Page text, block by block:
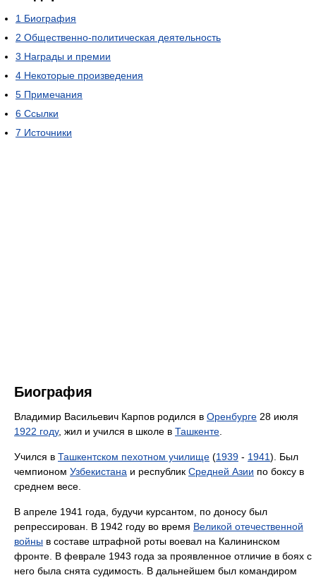
1 Биография
2 Общественно-политическая деятельность
3 Награды и премии
4 Некоторые произведения
5 Примечания
6 Ссылки
7 Источники
Биография
Владимир Васильевич Карпов родился в Оренбурге 28 июля
1922 году, жил и учился в школе в Ташкенте
Учился в Ташкентском пехотном училище (1939 - 1941). Был
чемпионом Узбекистана и республик Средней Азии по боксу в
среднем весе.
В апреле 1941 года, будучи курсантом, по доносу был
репрессирован. В 1942 году во время Великой отечественной
войны в составе штрафной роты воевал на Калининском
фронте. В феврале 1943 года за проявленное отличие в боях с
него была снята судимость. В дальнейшем был командиром